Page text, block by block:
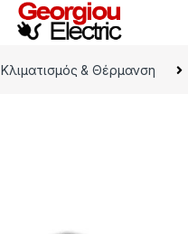
Κλιματισμός & Θέρμανση